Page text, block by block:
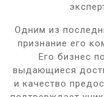
Одним из
признание его
Его бизнес
выдающиеся
и качество